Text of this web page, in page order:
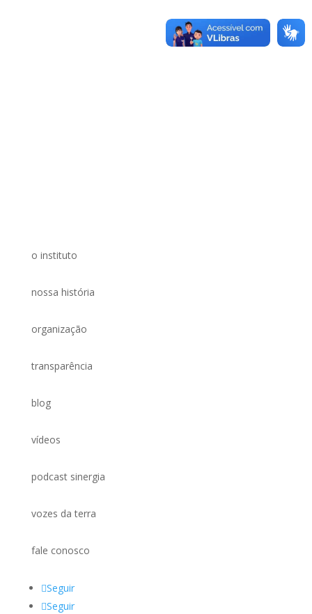
o instituto
nossa história
organização
transparência
blog
vídeos
podcast sinergia
vozes da terra
fale conosco
Seguir
Seguir